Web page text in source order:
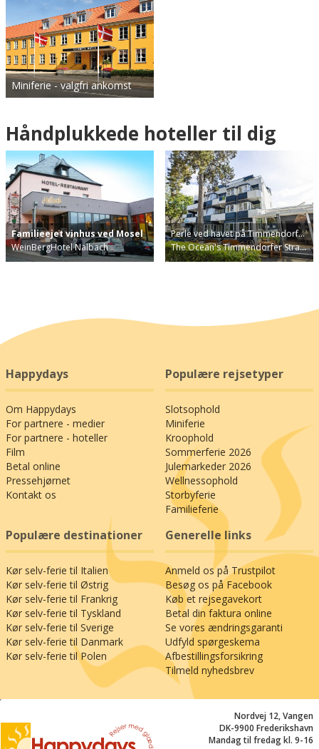
Miniferie - valgfri ankomst
Håndplukkede hoteller til dig
Familieejet vinhus ved Mosel
WeinBergHotel Nalbach
Perle ved havet på Timmendorf…
The Ocean's Timmendorfer Stra…
Happydays
Om Happydays
For partnere - medier
For partnere - hoteller
Film
Betal online
Pressehjørnet
Kontakt os
Populære rejsetyper
Slotsophold
Miniferie
Kroophold
Sommerferie 2026
Julemarkeder 2026
Wellnessophold
Storbyferie
Familieferie
Populære destinationer
Kør selv-ferie til Italien
Kør selv-ferie til Østrig
Kør selv-ferie til Frankrig
Kør selv-ferie til Tyskland
Kør selv-ferie til Sverige
Kør selv-ferie til Danmark
Kør selv-ferie til Polen
Generelle links
Anmeld os på Trustpilot
Besøg os på Facebook
Køb et rejsegavekort
Betal din faktura online
Se vores ændringsgaranti
Udfyld spørgeskema
Afbestillingsforsikring
Tilmeld nyhedsbrev
Nordvej 12, Vangen
DK-9900 Frederikshavn
Mandag til fredag kl. 9-16